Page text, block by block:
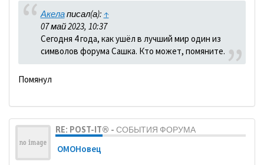
Акелаписал(а): ↑
07 май 2023, 10:37
Сегодня 4 года, как ушёл в лучший мир один из
символов форума Сашка. Кто может, помяните.
Помянул
RE: POST-IT® - СОБЫТИЯ ФОРУМА
ОМОНовец